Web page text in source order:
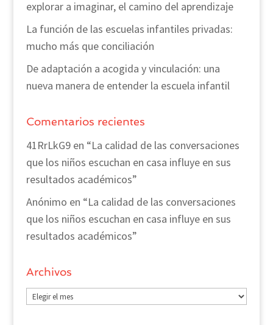
explorar a imaginar, el camino del aprendizaje
La función de las escuelas infantiles privadas:
mucho más que conciliación
De adaptación a acogida y vinculación: una
nueva manera de entender la escuela infantil
Comentarios recientes
41RrLkG9en “La calidad de las conversaciones
que los niños escuchan en casa influye en sus
resultados académicos”
Anónimo en “La calidad de las conversaciones
que los niños escuchan en casa influye en sus
resultados académicos”
Archivos
Archivos